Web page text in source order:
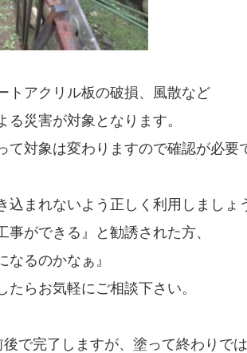
トアクリル板の破損、風散など
る災害が対象となります。
て対象は変わりますので確認が必要
込まれないよう正しく利用しましょ
事ができる』と勧誘された方、
なるのかなぁ』
たらお気軽にご相談下さい。
で完了しますが、塗って終わりで